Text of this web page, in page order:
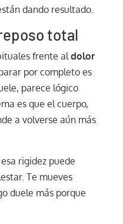
dando resultado.
total
frente al dolor
por completo es
parece lógico
es que el cuerpo,
a volverse aún más
rigidez puede
Te mueves
duele más porque